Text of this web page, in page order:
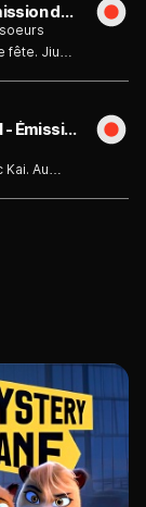
L'armure de Jade - L'élection - Émission du jeudi 13 août
fête. Jiu
L'armure de Jade - Même pas mal - Émission du vendredi 14 août
Au